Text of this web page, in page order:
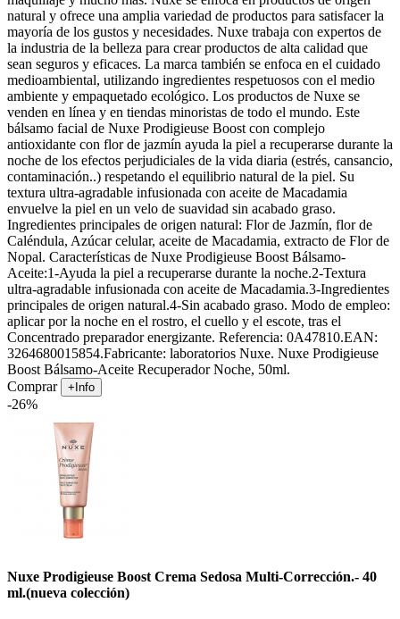
natural y ofrece una amplia variedad de productos para satisfacer la
mayoría de los gustos y necesidades. Nuxe trabaja con expertos de
la industria de la belleza para crear productos de alta calidad que
sean seguros y eficaces. La marca también se enfoca en el cuidado
medioambiental, utilizando ingredientes respetuosos con el medio
ambiente y empaquetado ecológico. Los productos de Nuxe se
venden en línea y en tiendas minoristas de todo el mundo. Este
bálsamo facial de Nuxe Prodigieuse Boost con complejo
antioxidante con flor de jazmín ayuda la piel a recuperarse durante la
noche de los efectos perjudiciales de la vida diaria (estrés, cansancio,
contaminación..) respetando el equilibrio natural de la piel. Su
textura ultra-agradable infusionada con aceite de Macadamia
envuelve la piel en un velo de suavidad sin acabado graso.
Ingredientes principales de origen natural: Flor de Jazmín, flor de
Caléndula, Azúcar celular, aceite de Macadamia, extracto de Flor de
Nopal. Características de Nuxe Prodigieuse Boost Bálsamo-
Aceite:1-Ayuda la piel a recuperarse durante la noche.2-Textura
ultra-agradable infusionada con aceite de Macadamia.3-Ingredientes
principales de origen natural.4-Sin acabado graso. Modo de empleo:
aplicar por la noche en el rostro, el cuello y el escote, tras el
Concentrado preparador energizante. Referencia: 0A47810.EAN:
3264680015854.Fabricante: laboratorios Nuxe. Nuxe Prodigieuse
Boost Bálsamo-Aceite Recuperador Noche, 50ml.
Comprar
+Info
-26%
Nuxe Prodigieuse Boost Crema Sedosa Multi-Corrección.- 40
ml.(nueva colección)